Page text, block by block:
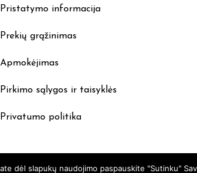
product
Pristatymo informacija
Prekių grąžinimas
Apmokėjimas
Pirkimo sąlygos ir taisyklės
Privatumo politika
dėl slapukų naudojimo paspauskite "Sutinku"